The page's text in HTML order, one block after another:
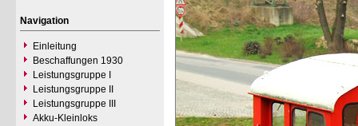
Navigation
Einleitung
Beschaffungen 1930
Leistungsgruppe I
Leistungsgruppe II
Leistungsgruppe III
Akku-Kleinloks